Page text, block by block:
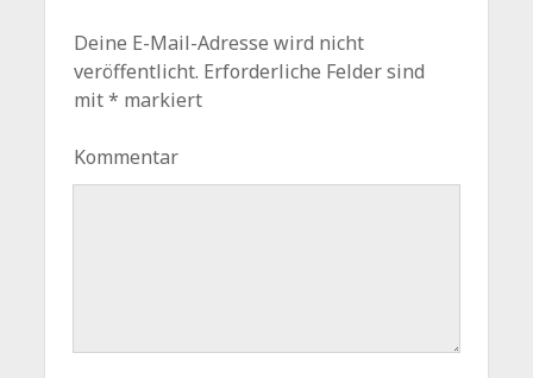
Deine E-Mail-Adresse wird nicht
veröffentlicht. Erforderliche Felder sind
mit* markiert
Kommentar